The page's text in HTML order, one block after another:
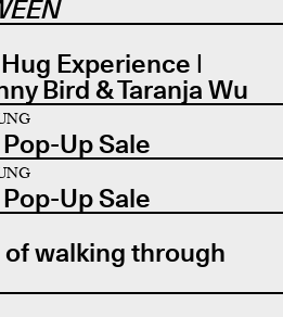
Experience |
Bird & Taranja Wu
Up Sale
Up Sale
walking through